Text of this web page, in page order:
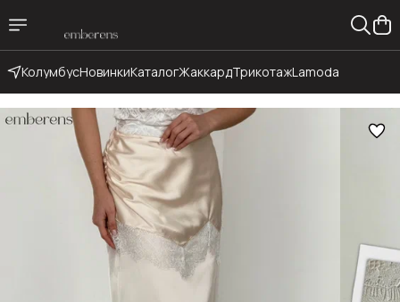
КолумбусНовинкиКаталогЖаккардТрикотажLamoda